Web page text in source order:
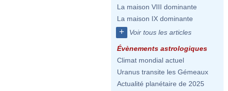
La maison VIII dominante
La maison IX dominante
+ Voir tous les articles
Évènements astrologiques
Climat mondial actuel
Uranus transite les Gémeaux
Actualité planétaire de 2025